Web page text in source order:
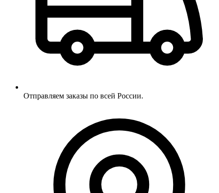
Отправляем заказы по всей России.